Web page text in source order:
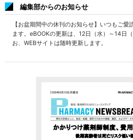
編集部からのお知らせ
【お盆期間中の休刊のお知らせ】いつもご
ます。eBOOKの更新は、12日（水）～14日
お、WEBサイトは随時更新します。